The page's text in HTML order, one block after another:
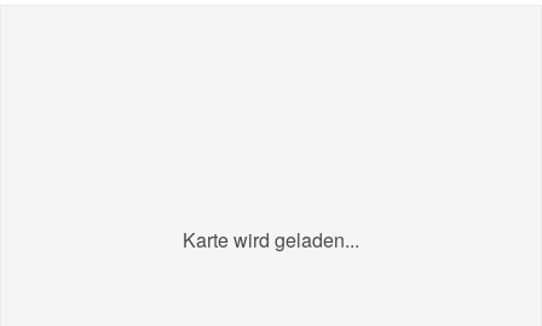
Karte wird geladen...